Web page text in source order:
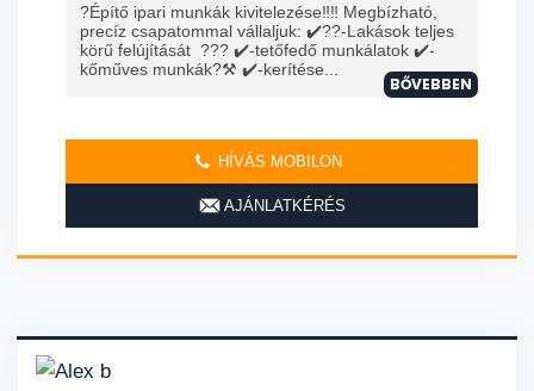
?Építő ipari munkák kivitelezése‼️‼️ Megbízható,
precíz csapatommal vállaljuk: ✔️?️?️-Lakások teljes
körű felújítását ??? ✔️-tetőfedő munkálatok ✔️-
kőműves munkák?⚒️ ✔️-kerítése...
BŐVEBBEN
HÍVÁS MOBILON
AJÁNLATKÉRÉS